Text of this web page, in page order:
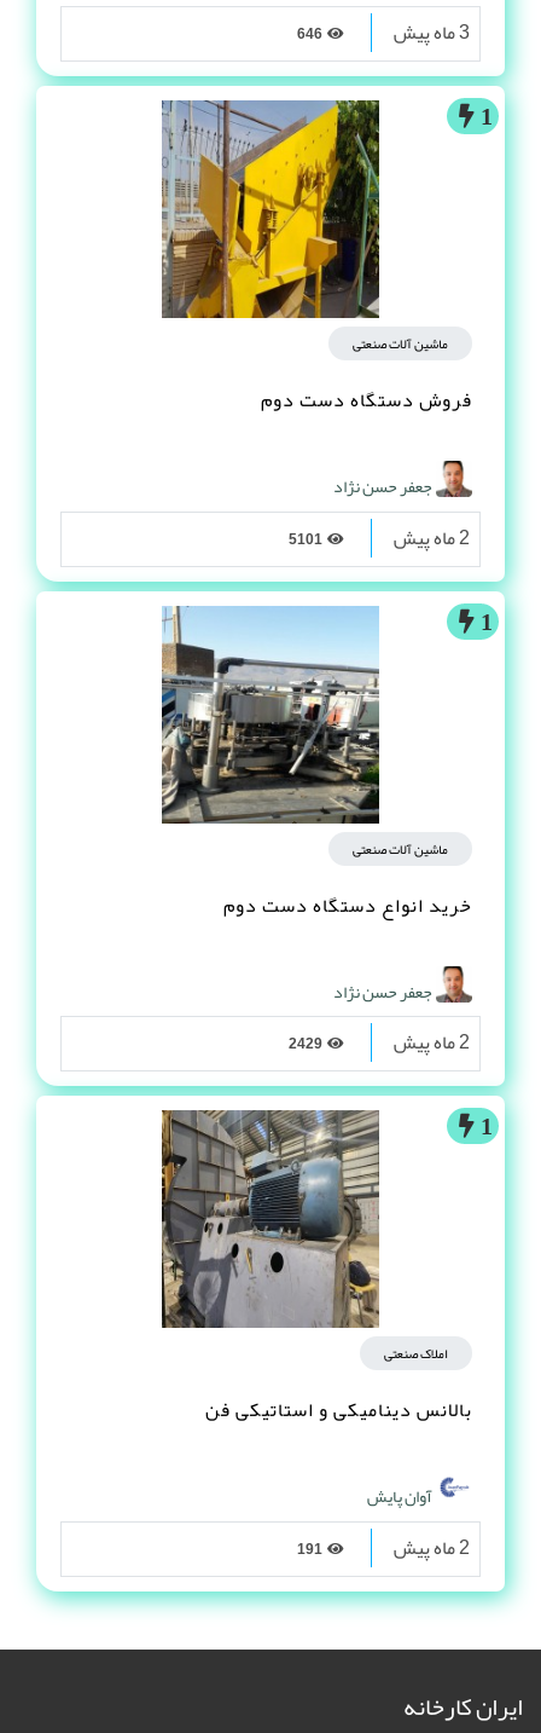
3 ماه پیش
1
ماشین آلات صنعتی
فروش دستگاه دست دوم
جعفر حسن نژاد
2 ماه پیش
1
ماشین آلات صنعتی
خرید انواع دستگاه دست دوم
جعفر حسن نژاد
2 ماه پیش
1
املاک صنعتی
بالانس دینامیکی و استاتیکی فن
آوان پایش
2 ماه پیش
ایران کارخانه